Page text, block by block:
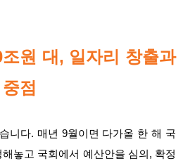
원 대, 일자리 창출과
점
니다. 매년 9월이면 다가올 한 해 국
놓고 국회에서 예산안을 심의, 확정